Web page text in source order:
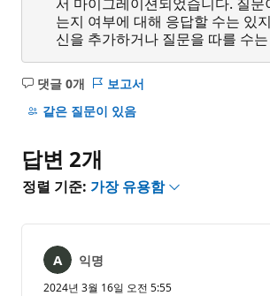
는지 여부에 대해 응답할 수는 있
신을 추가하거나 질문을 따를 수
댓글 0개
설
명
음
보고서
같은 질문이 있음
답변 2개
정렬 기준: 가장 유용함
익명
2024년 3월 16일 오전 5:55